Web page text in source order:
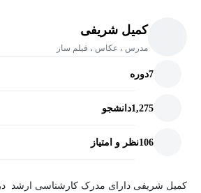
کمیل شریفی
مدرس ، عکاس ، فیلم ساز
7دوره
1,275دانشجو
106نظر و امتیاز
کمیل شریفی دارای مدرک کارشناسی ارشد